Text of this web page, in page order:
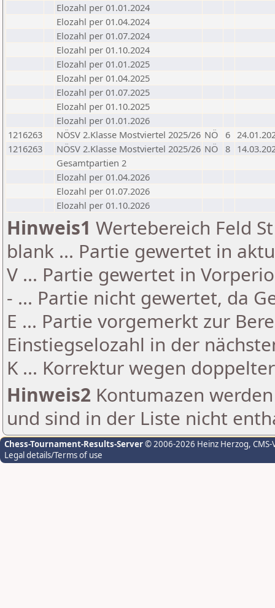
Elozahl per 01.01.2024
Elozahl per 01.04.2024
Elozahl per 01.07.2024
Elozahl per 01.10.2024
Elozahl per 01.01.2025
Elozahl per 01.04.2025
Elozahl per 01.07.2025
Elozahl per 01.10.2025
Elozahl per 01.01.2026
1216263
NÖSV 2.Klasse Mostviertel 2025/26 NÖ 6
1216263
NÖSV 2.Klasse Mostviertel 2025/26 NÖ 8
Gesamtpartien 2
Elozahl per 01.04.2026
Elozahl per 01.07.2026
Elozahl per 01.10.2026
Hinweis1 Wertebereich Feld
blank ... Partie gewertet in
V ... Partie gewertet in
- ... Partie nicht gewertet, da
E ... Partie vorgemerkt zur
Einstiegselozahl in der
K ... Korrektur wegen
Hinweis2 Kontumazen
und sind in der Liste nicht
Chess-Tournament-Results-Server© 2006-2026 Heinz Herzog,
Legal details/Terms of use